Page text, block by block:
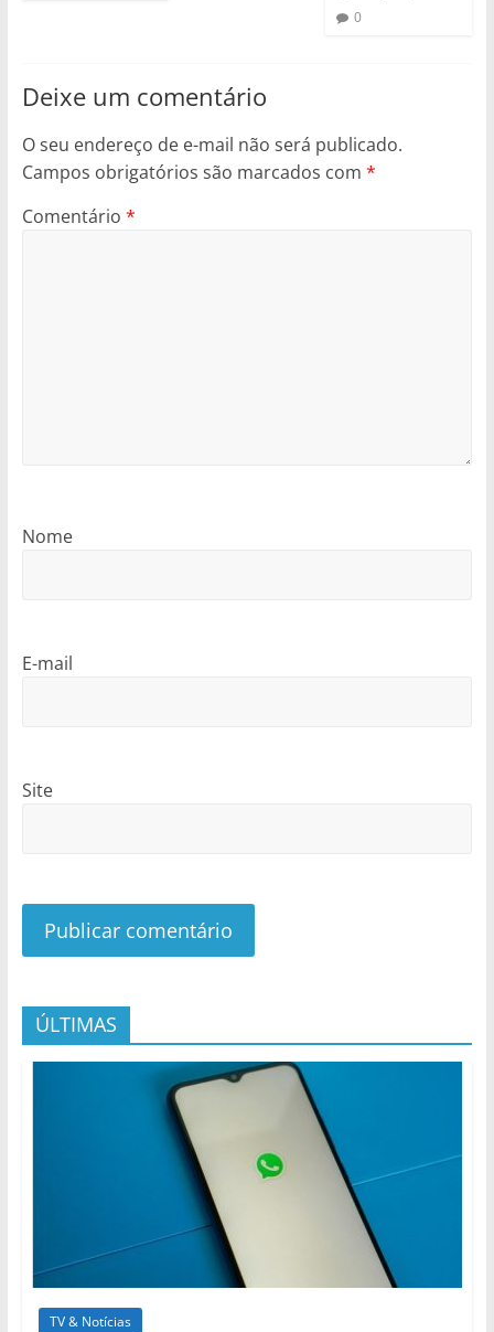
0
Deixe um comentário
O seu endereço de e-mail não será publicado.
Campos obrigatórios são marcados com *
Comentário *
Nome
E-mail
Site
ÚLTIMAS
TV & Notícias